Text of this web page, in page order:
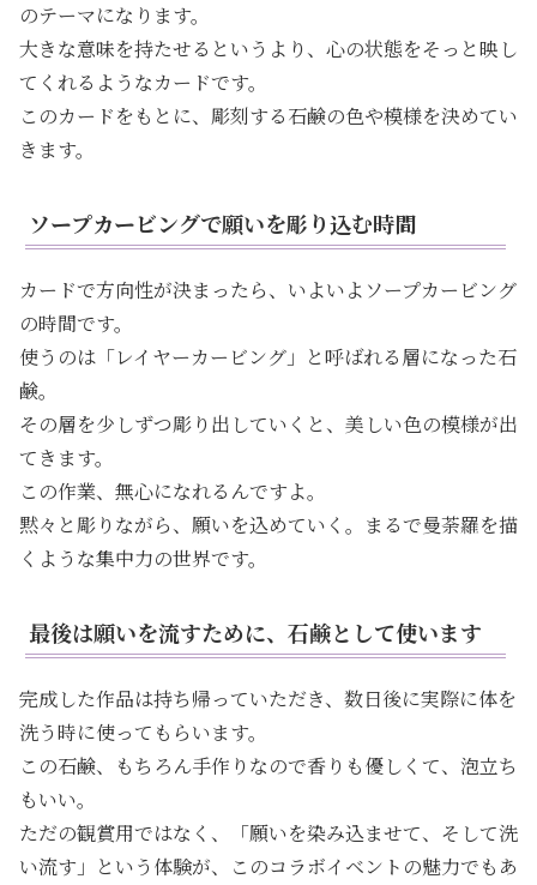
のテーマになります。
大きな意味を持たせるというより、心の状態をそっと映し
てくれるようなカードです。
このカードをもとに、彫刻する石鹸の色や模様を決めてい
きます。
ソープカービングで願いを彫り込む時間
カードで方向性が決まったら、いよいよソープカービング
の時間です。
使うのは「レイヤーカービング」と呼ばれる層になった石
鹸。
その層を少しずつ彫り出していくと、美しい色の模様が出
てきます。
この作業、無心になれるんですよ。
黙々と彫りながら、願いを込めていく。まるで曼荼羅を描
くような集中力の世界です。
最後は願いを流すために、石鹸として使います
完成した作品は持ち帰っていただき、数日後に実際に体を
洗う時に使ってもらいます。
この石鹸、もちろん手作りなので香りも優しくて、泡立ち
もいい。
ただの観賞用ではなく、「願いを染み込ませて、そして洗
い流す」という体験が、このコラボイベントの魅力でもあ